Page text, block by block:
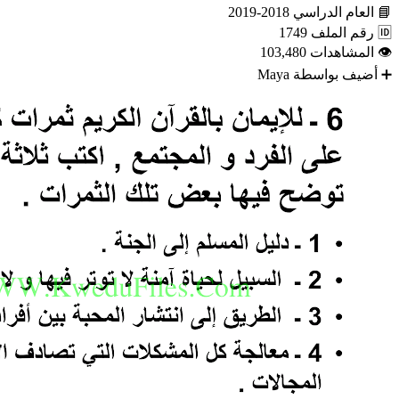
📘 العام الدراسي 2018-2019
🆔 رقم الملف 1749
👁 المشاهدات 103,480
➕ أضيف بواسطة Maya